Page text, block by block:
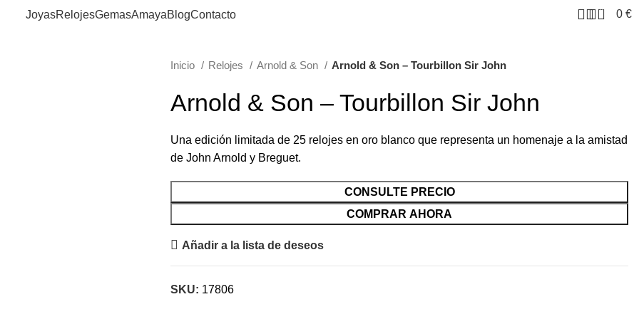
JoyasRelojesGemasAmayaBlogContacto 0 0 €
Inicio Relojes Arnold & Son Arnold & Son – Tourbillon Sir John
Arnold & Son – Tourbillon Sir John
Una edición limitada de 25 relojes en oro blanco que representa un homenaje a la amistad
de John Arnold y Breguet.
CONSULTE PRECIO
COMPRAR AHORA
Añadir a la lista de deseos
SKU: 17806